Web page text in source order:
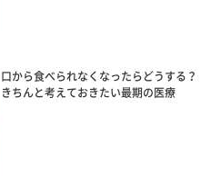
口から食べられなくなったらどうする？
きちんと考えておきたい最期の医療